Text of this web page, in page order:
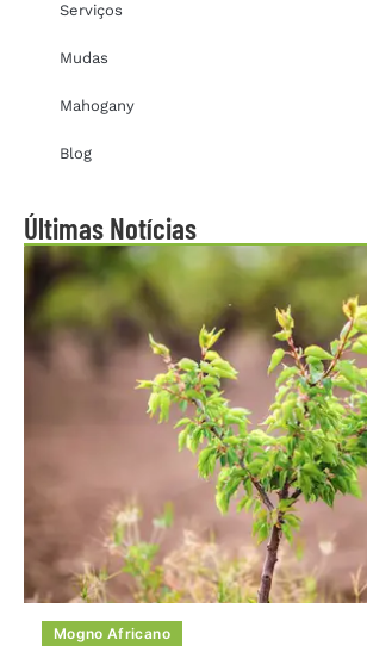
Serviços
Mudas
Mahogany
Blog
Últimas Notícias
Mogno Africano